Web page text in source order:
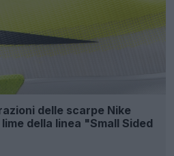
delle scarpe Nike
della linea "Small Sided